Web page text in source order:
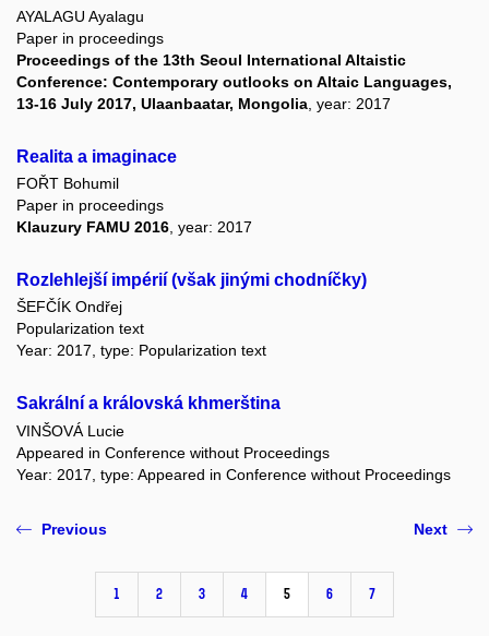
AYALAGU Ayalagu
Paper in proceedings
Proceedings of the 13th Seoul International Altaistic
Conference: Contemporary outlooks on Altaic Languages,
13-16 July 2017, Ulaanbaatar, Mongolia , year: 2017
Realita a imaginace
FOŘT Bohumil
Paper in proceedings
Klauzury FAMU 2016 , year: 2017
Rozlehlejší impérií (však jinými chodníčky)
ŠEFČÍK Ondřej
Popularization text
Year: 2017, type: Popularization text
Sakrální a královská khmerština
VINŠOVÁ Lucie
Appeared in Conference without Proceedings
Year: 2017, type: Appeared in Conference without Proceedings
Previous
1 2 3 4 5 6 7
Next